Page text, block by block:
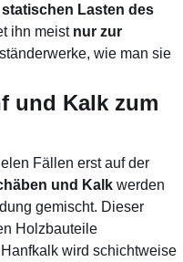
Lasten des
ihn meist nur zur
wie man sie
und Kalk zum
Fällen erst auf der
und Kalk werden
gemischt. Dieser
Holzbauteile
wird schichtweise